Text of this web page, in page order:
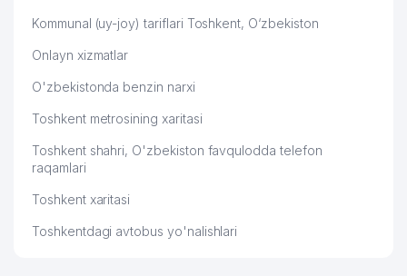
56
SHAYXONTOHUR TUMANI SUDI
TOSHKENT SHAHAR PERINATAL
58 FEDOSL-GOLD MChJ
60
TUSHIRISH VA SOZLASH
Kommunal (uy-joy) tariflari Toshkent, O‘zbekiston
Onlayn xizmatlar
O'zbekistonda benzin narxi
Toshkent metrosining xaritasi
Toshkent shahri, O'zbekiston favqulodda telefon
raqamlari
Toshkent xaritasi
Toshkentdagi avtobus yo'nalishlari